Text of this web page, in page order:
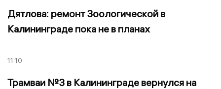
Дятлова: ремонт Зоологической в
Калининграде пока не в планах
11:10
Трамваи №3 в Калининграде вернулся на